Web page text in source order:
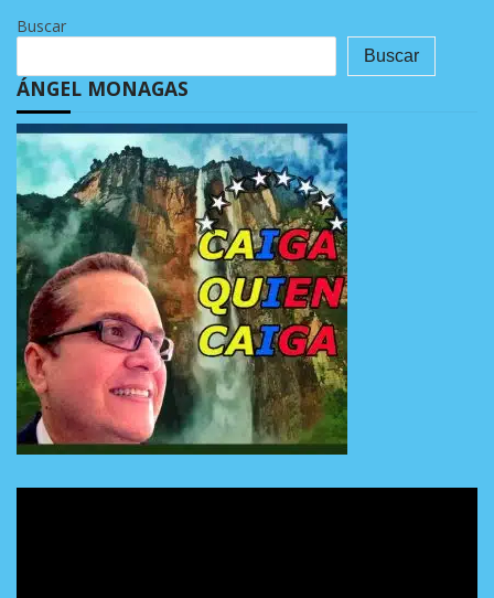
Buscar
Buscar
ÁNGEL MONAGAS